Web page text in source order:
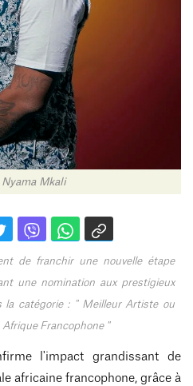
Nyama Mkali
de franchir une nouvelle étape
une nomination aux prestigieux
la catégorie : " Meilleur Artiste ou
Afrique Francophone "
l'impact grandissant de
africaine francophone, grâce à